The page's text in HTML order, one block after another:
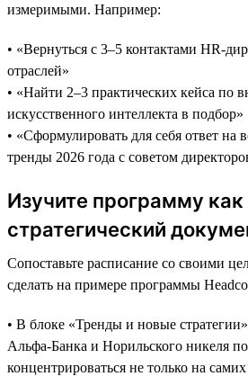
измеримыми. Например:
• «Вернуться с 3–5 контактами HR-
отраслей»
• «Найти 2–3 практических кейса по
искусственного интеллекта в подбор»
• «Сформулировать для себя ответ на
тренды 2026 года с советом
Изучите программу как
стратегический
Сопоставьте расписание со своими
сделать на примере программы
• В блоке «Тренды и новые
Альфа-Банка и Норильского никеля
концентрироваться не только на